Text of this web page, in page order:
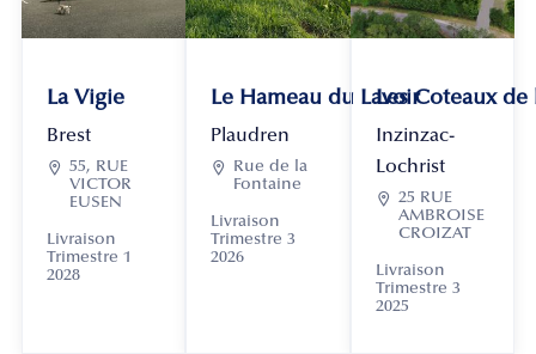
La Vigie
Brest
 55, RUE
VICTOR
EUSEN
Livraison
Trimestre 1
2028
Le Hameau du Lavoir
Plaudren

Rue de la
Fontaine
Livraison
Trimestre 3
2026
Les Coteaux
Inzinzac-
Lochrist
 25 RUE
AMBROISE
CROIZAT
Livraison
Trimestre 3
2025